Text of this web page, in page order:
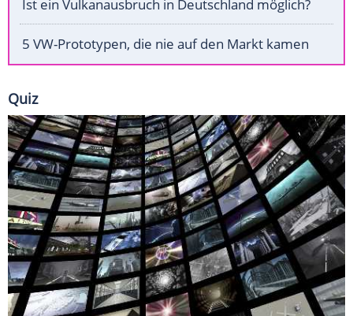
Ist ein Vulkanausbruch in Deutschland möglich?
5 VW-Prototypen, die nie auf den Markt kamen
Quiz